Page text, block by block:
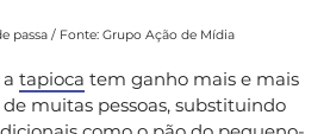
passa / Fonte: Grupo Ação de Mídia
tapioca tem ganho mais e mais
muitas pessoas, substituindo